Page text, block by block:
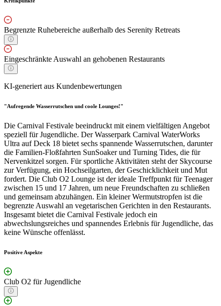
Begrenzte Ruhebereiche außerhalb des Serenity Retreats
Eingeschränkte Auswahl an gehobenen Restaurants
KI-generiert aus Kundenbewertungen
"Aufregende Wasserrutschen und coole Lounges!"
Die Carnival Festivale beeindruckt mit einem vielfältigen Angebot
speziell für Jugendliche. Der Wasserpark Carnival WaterWorks
Ultra auf Deck 18 bietet sechs spannende Wasserrutschen, darunter
die Familien-Floßfahrten SunSoaker und Turning Tides, die für
Nervenkitzel sorgen. Für sportliche Aktivitäten steht der Skycourse
zur Verfügung, ein Hochseilgarten, der Geschicklichkeit und Mut
fordert. Die Club O2 Lounge ist der ideale Treffpunkt für Teenager
zwischen 15 und 17 Jahren, um neue Freundschaften zu schließen
und gemeinsam abzuhängen. Ein kleiner Wermutstropfen ist die
begrenzte Auswahl an vegetarischen Gerichten in den Restaurants.
Insgesamt bietet die Carnival Festivale jedoch ein
abwechslungsreiches und spannendes Erlebnis für Jugendliche, das
keine Wünsche offenlässt.
Positive Aspekte
Club O2 für Jugendliche